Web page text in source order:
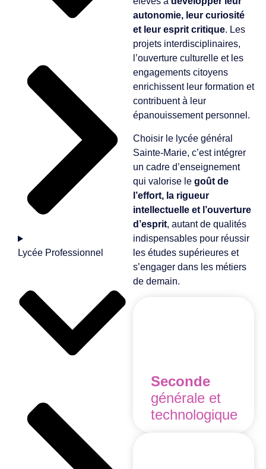
Lycée Professionnel
autonomie, leur curiosité
et leur esprit critique. Les
projets interdisciplinaires,
l’ouverture culturelle et les
engagements citoyens
enrichissent leur formation et
contribuent à leur
épanouissement personnel.
Choisir le lycée général
Sainte-Marie, c’est intégrer
un cadre d’enseignement
qui valorise le goût de
l’effort, la rigueur
intellectuelle et l’ouverture
d’esprit, autant de qualités
indispensables pour réussir
les études supérieures et
s’engager dans les métiers
de demain.
Seconde
générale et
technologique